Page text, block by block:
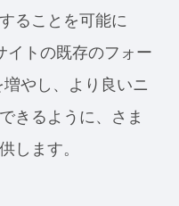
ることを可能に
イトの既存のフォー
やし、より良いニ
きるように、さま
します。